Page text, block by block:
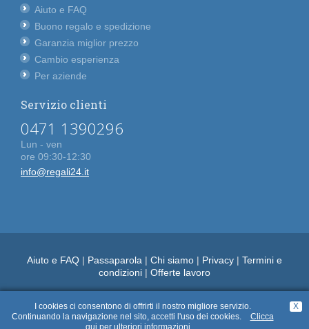
Aiuto e FAQ
Buono regalo e spedizione
Garanzia miglior prezzo
Cambio esperienza
Per aziende
Servizio clienti
0471 1390296
Lun - ven
ore 09:30-12:30
info@regali24.it
Aiuto e FAQ | Passaparola | Chi siamo | Privacy | Termini e
condizioni | Offerte lavoro
X
I cookies ci consentono di offrirti il nostro migliore servizio.
Continuando la navigazione nel sito, accetti l'uso dei cookies.
Clicca
qui per ulteriori informazioni.